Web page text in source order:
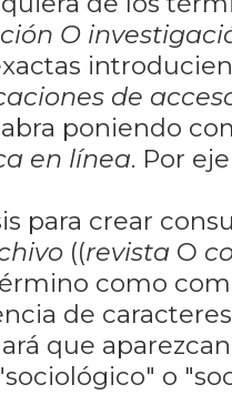
O
de
poniendo
en línea. Por
para crear
((revista O
como
de
que
o